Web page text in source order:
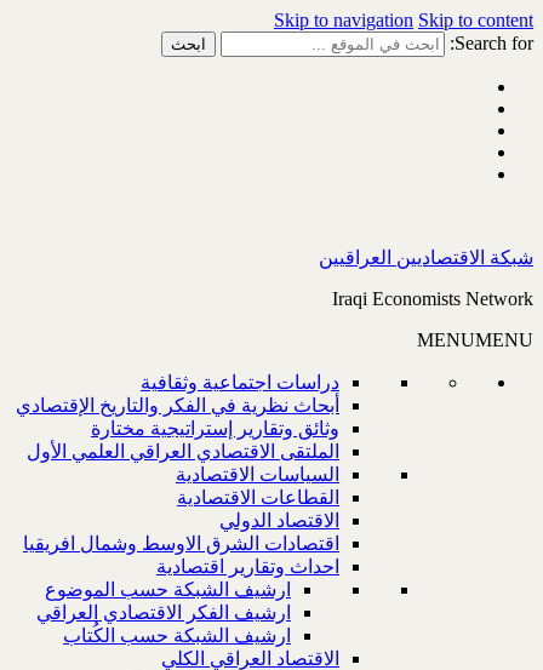
Skip to navigation Skip to content
Search for:
شبكة الاقتصاديين العراقيين
Iraqi Economists Network
MENUMENU
دراسات اجتماعية وثقافية
أبحاث نظرية في الفكر والتاريخ الإقتصادي
وثائق وتقارير إستراتيجية مختارة
الملتقى الاقتصادي العراقي العلمي الأول
السياسات الاقتصادية
القطاعات الاقتصادية
الاقتصاد الدولي
اقتصادات الشرق الاوسط وشمال افريقيا
احداث وتقارير اقتصادية
ارشيف الشبكة حسب الموضوع
ارشيف الفكر الاقتصادي العراقي
ارشيف الشبكة حسب الكُتاب
الاقتصاد العراقي الكلي